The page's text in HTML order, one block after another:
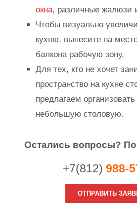
окна, различные жалюзи
Чтобы визуально
кухню, вынесите на
балкона рабочую зону.
Для тех, кто не хочет
пространство на кухне
предлагаем
небольшую столовую.
Остались вопросы?
+7(812) 988-
ОТПРАВИТЬ